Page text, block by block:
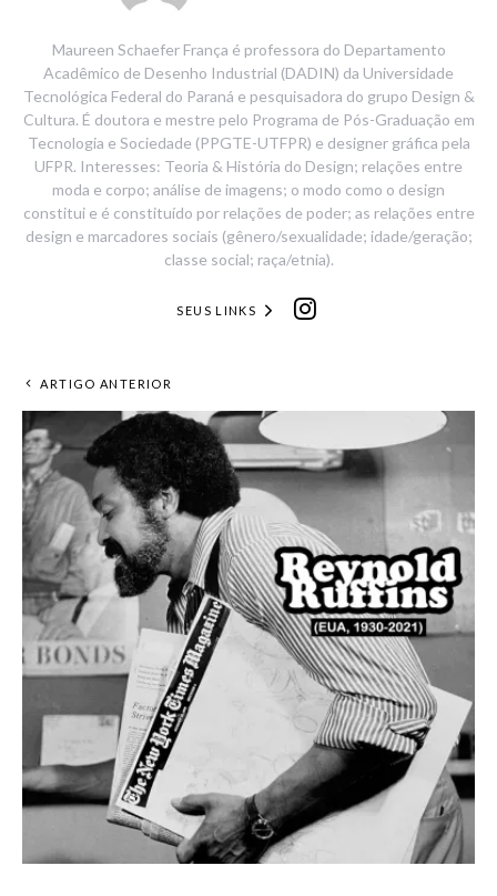
Maureen Schaefer França é professora do Departamento
Acadêmico de Desenho Industrial (DADIN) da Universidade
Tecnológica Federal do Paraná e pesquisadora do grupo Design &
Cultura. É doutora e mestre pelo Programa de Pós-Graduação em
Tecnologia e Sociedade (PPGTE-UTFPR) e designer gráfica pela
UFPR. Interesses: Teoria & História do Design; relações entre
moda e corpo; análise de imagens; o modo como o design
constitui e é constituído por relações de poder; as relações entre
design e marcadores sociais (gênero/sexualidade; idade/geração;
classe social; raça/etnia).
SEUS LINKS
ARTIGO ANTERIOR